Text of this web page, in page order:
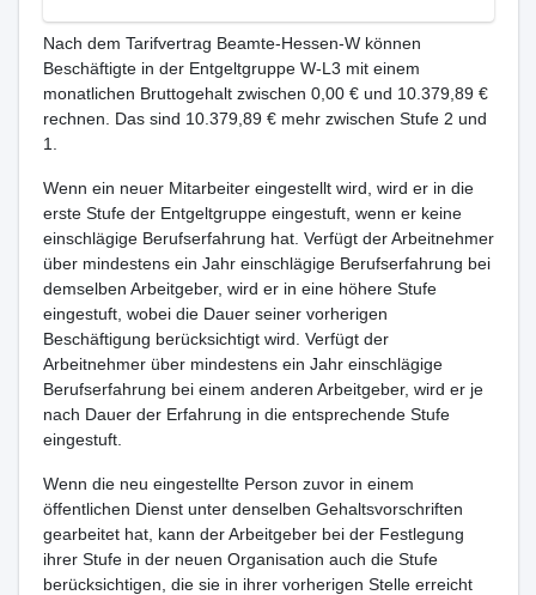
Nach dem Tarifvertrag Beamte-Hessen-W können
Beschäftigte in der Entgeltgruppe W-L3 mit einem
monatlichen Bruttogehalt zwischen 0,00 € und 10.379,89 €
rechnen. Das sind 10.379,89 € mehr zwischen Stufe 2 und
1.
Wenn ein neuer Mitarbeiter eingestellt wird, wird er in die
erste Stufe der Entgeltgruppe eingestuft, wenn er keine
einschlägige Berufserfahrung hat. Verfügt der Arbeitnehmer
über mindestens ein Jahr einschlägige Berufserfahrung bei
demselben Arbeitgeber, wird er in eine höhere Stufe
eingestuft, wobei die Dauer seiner vorherigen
Beschäftigung berücksichtigt wird. Verfügt der
Arbeitnehmer über mindestens ein Jahr einschlägige
Berufserfahrung bei einem anderen Arbeitgeber, wird er je
nach Dauer der Erfahrung in die entsprechende Stufe
eingestuft.
Wenn die neu eingestellte Person zuvor in einem
öffentlichen Dienst unter denselben Gehaltsvorschriften
gearbeitet hat, kann der Arbeitgeber bei der Festlegung
ihrer Stufe in der neuen Organisation auch die Stufe
berücksichtigen, die sie in ihrer vorherigen Stelle erreicht